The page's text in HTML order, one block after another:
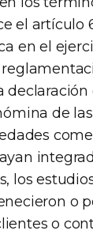
el artículo
en el
declaración
de
los
o
o